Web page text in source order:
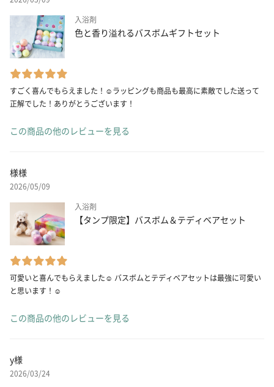
入浴剤
色と香り溢れるバスボムギフトセット
すごく喜んでもらえました！☺️ラッピングも商品も最高に素敵でした送って
正解でした！ありがとうございます！
この商品の他のレビューを見る
様様
2026/05/09
入浴剤
【タンプ限定】バスボム＆テディベアセット
可愛いと喜んでもらえました☺️ バスボムとテディベアセットは最強に可愛い
と思います！☺️
この商品の他のレビューを見る
y様
2026/03/24